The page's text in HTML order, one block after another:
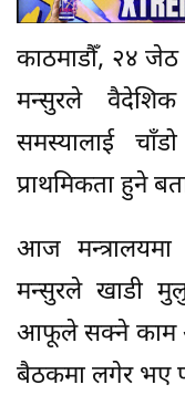
काठमाडौँ, २४ जेठ
मन्सुरले वैदेशिक
समस्यालाई
प्राथमिकता हुने
आज मन्त्रालयमा
मन्सुरले खाडी
आफूले सक्ने काम
बैठकमा लगेर भए